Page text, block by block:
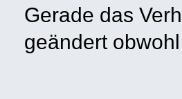
Gerade das
geändert